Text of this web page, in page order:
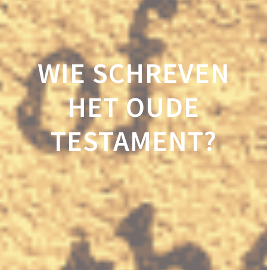
WIE SCHREVEN
HET OUDE
TESTAMENT?